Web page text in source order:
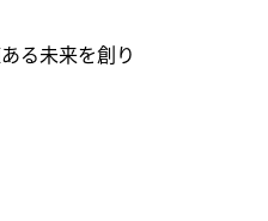
る未来を創り